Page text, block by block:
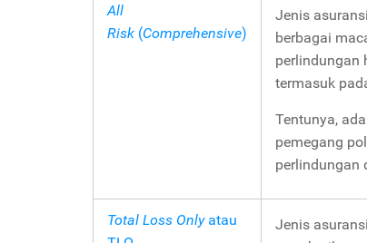
All
Risk (Comprehensive)
Jenis
berbagai
perlindungan
termasuk
Tentunya,
pemegang
perlindungan
Total Loss Only atau
Jenis